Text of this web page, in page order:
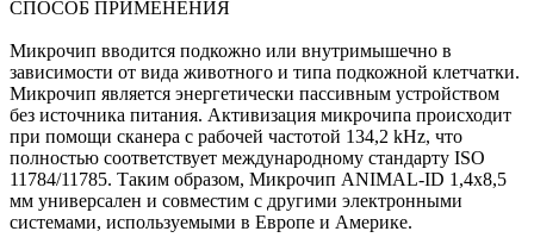
СПОСОБ ПРИМЕНЕНИЯ
Микрочип вводится подкожно или внутримышечно в
зависимости от вида животного и типа подкожной клетчатки.
Микрочип является энергетически пассивным устройством
без источника питания. Активизация микрочипа происходит
при помощи сканера с рабочей частотой 134,2 kHz, что
полностью соответствует международному стандарту ISO
11784/11785. Таким образом, Микрочип ANIMAL-ID 1,4х8,5
мм универсален и совместим с другими электронными
системами, используемыми в Европе и Америке.